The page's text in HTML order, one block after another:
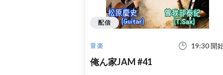
音楽 19:30 開
俺ん家JAM #41
配信